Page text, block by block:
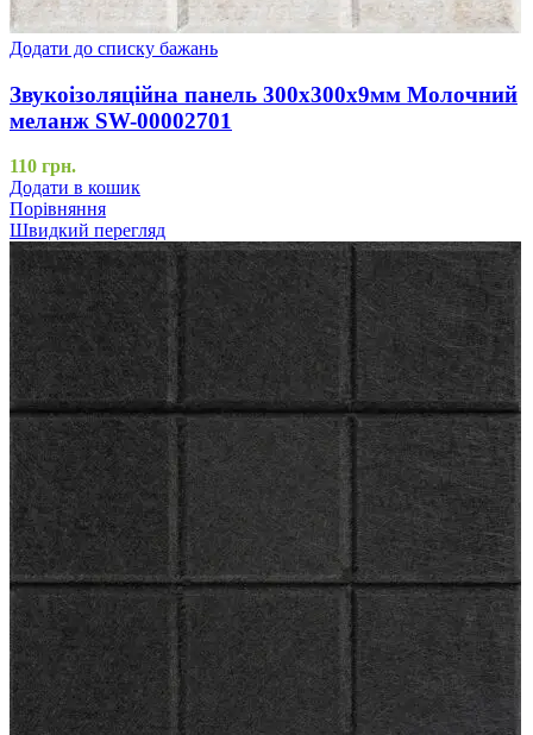
Додати до списку бажань
Звукоізоляційна панель 300х300х9мм Молочний
меланж SW-00002701
110 грн.
Додати в кошик
Порівняння
Швидкий перегляд